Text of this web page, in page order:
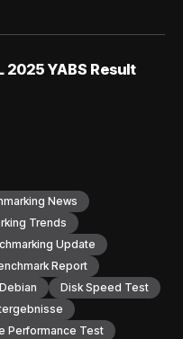
2025 YABS Result
News
Trends
Update
Report
Debian
Disk Speed Test
Performance Test